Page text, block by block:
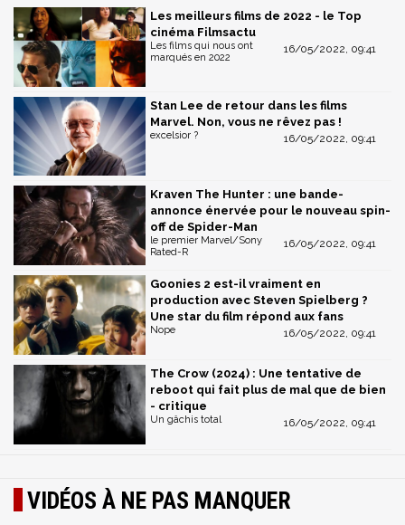
Les meilleurs films de 2022 - le Top
cinéma Filmsactu
16/05/2022, 09:41
Les films qui nous ont
marqués en 2022
Stan Lee de retour dans les films
Marvel. Non, vous ne rêvez pas !
16/05/2022, 09:41
excelsior ?
Kraven The Hunter : une bande-
annonce énervée pour le nouveau spin-
off de Spider-Man
16/05/2022, 09:41
le premier Marvel/Sony
Rated-R
Goonies 2 est-il vraiment en
production avec Steven Spielberg ?
Une star du film répond aux fans
16/05/2022, 09:41
Nope
The Crow (2024) : Une tentative de
reboot qui fait plus de mal que de bien
- critique
16/05/2022, 09:41
Un gâchis total
VIDÉOS À NE PAS MANQUER